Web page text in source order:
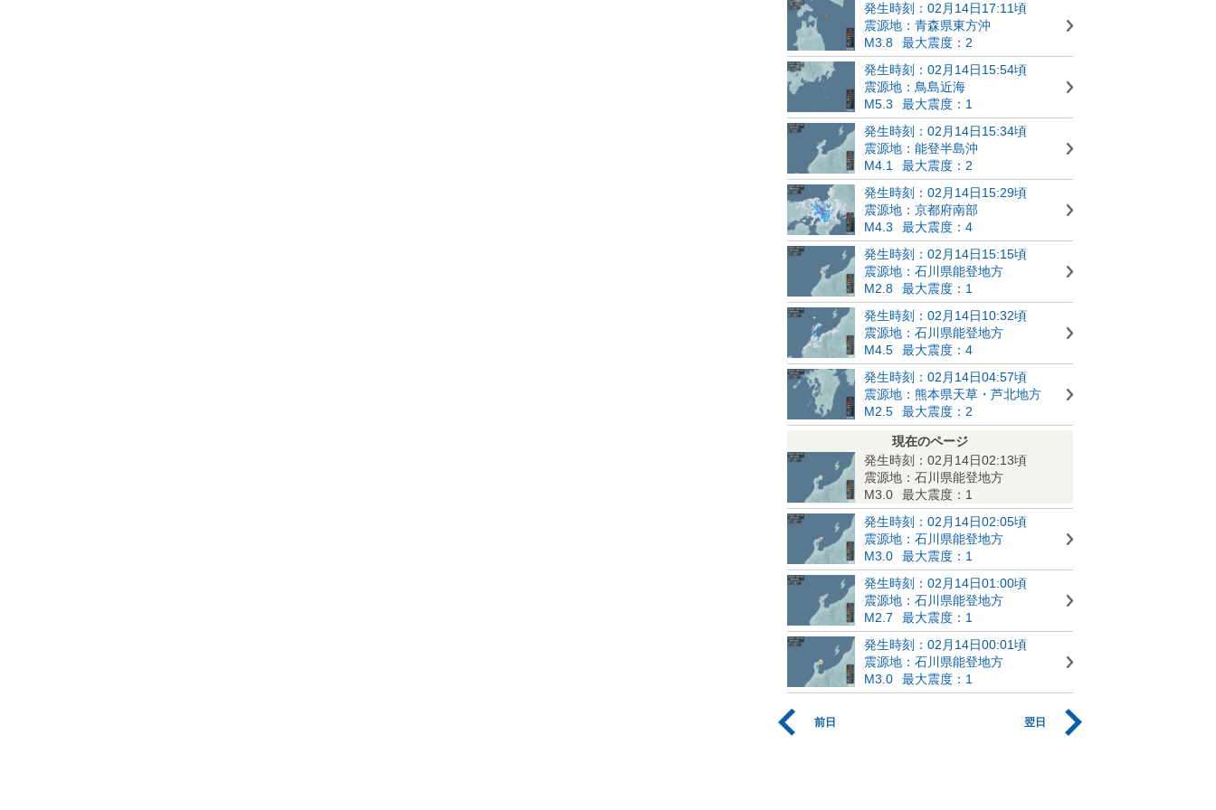
発生時刻：02月14日17:11頃
震源地：青森県東方沖
M3.8
最大震度：2
発生時刻：02月14日15:54頃
震源地：鳥島近海
M5.3
最大震度：1
発生時刻：02月14日15:34頃
震源地：能登半島沖
M4.1
最大震度：2
発生時刻：02月14日15:29頃
震源地：京都府南部
M4.3
最大震度：4
発生時刻：02月14日15:15頃
震源地：石川県能登地方
M2.8
最大震度：1
発生時刻：02月14日10:32頃
震源地：石川県能登地方
M4.5
最大震度：4
発生時刻：02月14日04:57頃
震源地：熊本県天草・芦北地方
M2.5
最大震度：2
現在のページ
発生時刻：02月14日02:13頃
震源地：石川県能登地方
M3.0
最大震度：1
発生時刻：02月14日02:05頃
震源地：石川県能登地方
M3.0
最大震度：1
発生時刻：02月14日01:00頃
震源地：石川県能登地方
M2.7
最大震度：1
発生時刻：02月14日00:01頃
震源地：石川県能登地方
M3.0
最大震度：1
前日 翌日